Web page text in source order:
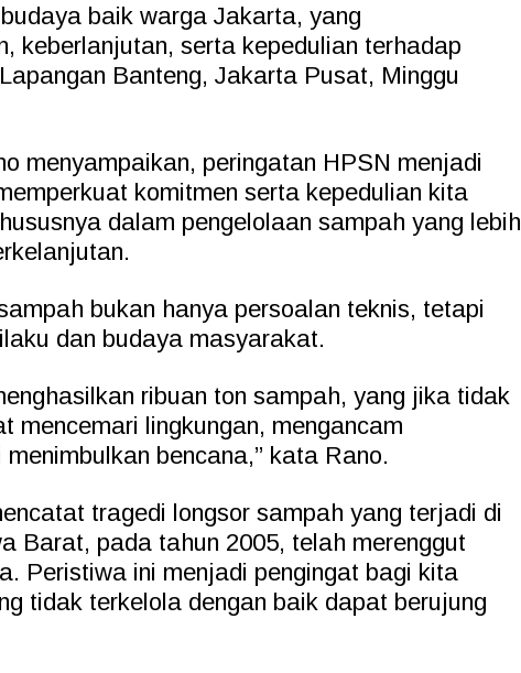
baik warga Jakarta, yang
keberlanjutan, serta kepedulian terhadap
Banteng, Jakarta Pusat, Minggu
menyampaikan, peringatan HPSN menjadi
komitmen serta kepedulian kita
dalam pengelolaan sampah yang lebih
bukan hanya persoalan teknis, tetapi
dan budaya masyarakat.
ribuan ton sampah, yang jika tidak
mencemari lingkungan, mengancam
bencana,” kata Rano.
tragedi longsor sampah yang terjadi di
Barat, pada tahun 2005, telah merenggut
Peristiwa ini menjadi pengingat bagi kita
tidak terkelola dengan baik dapat berujung